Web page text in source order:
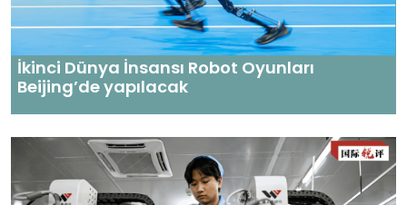
İkinci Dünya İnsansı Robot Oyunları
Beijing’de yapılacak